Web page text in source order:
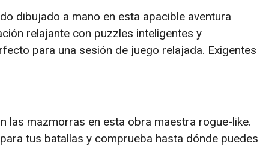
dibujado a mano en esta apacible aventura
relajante con puzzles inteligentes y
para una sesión de juego relajada. Exigentes
las mazmorras en esta obra maestra rogue-like.
tus batallas y comprueba hasta dónde puedes